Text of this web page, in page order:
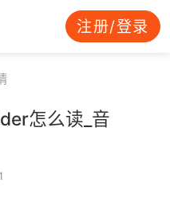
注册/登录
怎么读_音